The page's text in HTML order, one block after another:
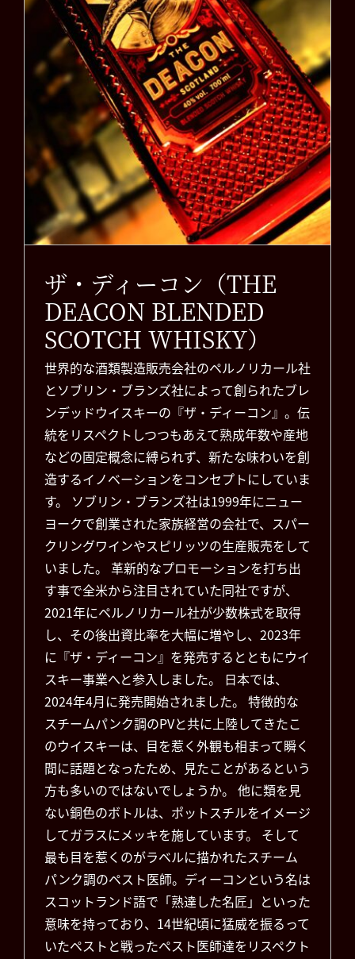
ザ・ディーコン（THE
DEACON BLENDED
SCOTCH WHISKY）
お知らせ
ザ・ディーコン（THE
DEACON BLENDED
SCOTCH WHISKY）
世界的な酒類製造販売会社のペルノリカール社
とソブリン・ブランズ社によって創られたブレ
ンデッドウイスキーの『ザ・ディーコン』。伝
統をリスペクトしつつもあえて熟成年数や産地
などの固定概念に縛られず、新たな味わいを創
造するイノベーションをコンセプトにしていま
す。 ソブリン・ブランズ社は1999年にニュー
ヨークで創業された家族経営の会社で、スパー
クリングワインやスピリッツの生産販売をして
いました。 革新的なプロモーションを打ち出
す事で全米から注目されていた同社ですが、
2021年にペルノリカール社が少数株式を取得
し、その後出資比率を大幅に増やし、2023年
に『ザ・ディーコン』を発売するとともにウイ
スキー事業へと参入しました。 日本では、
2024年4月に発売開始されました。 特徴的な
スチームパンク調のPVと共に上陸してきたこ
のウイスキーは、目を惹く外観も相まって瞬く
間に話題となったため、見たことがあるという
方も多いのではないでしょうか。 他に類を見
ない銅色のボトルは、ポットスチルをイメージ
してガラスにメッキを施しています。 そして
最も目を惹くのがラベルに描かれたスチーム
パンク調のペスト医師。ディーコンという名は
スコットランド語で「熟達した名匠」といった
意味を持っており、14世紀頃に猛威を振るって
いたペストと戦ったペスト医師達をリスペクト